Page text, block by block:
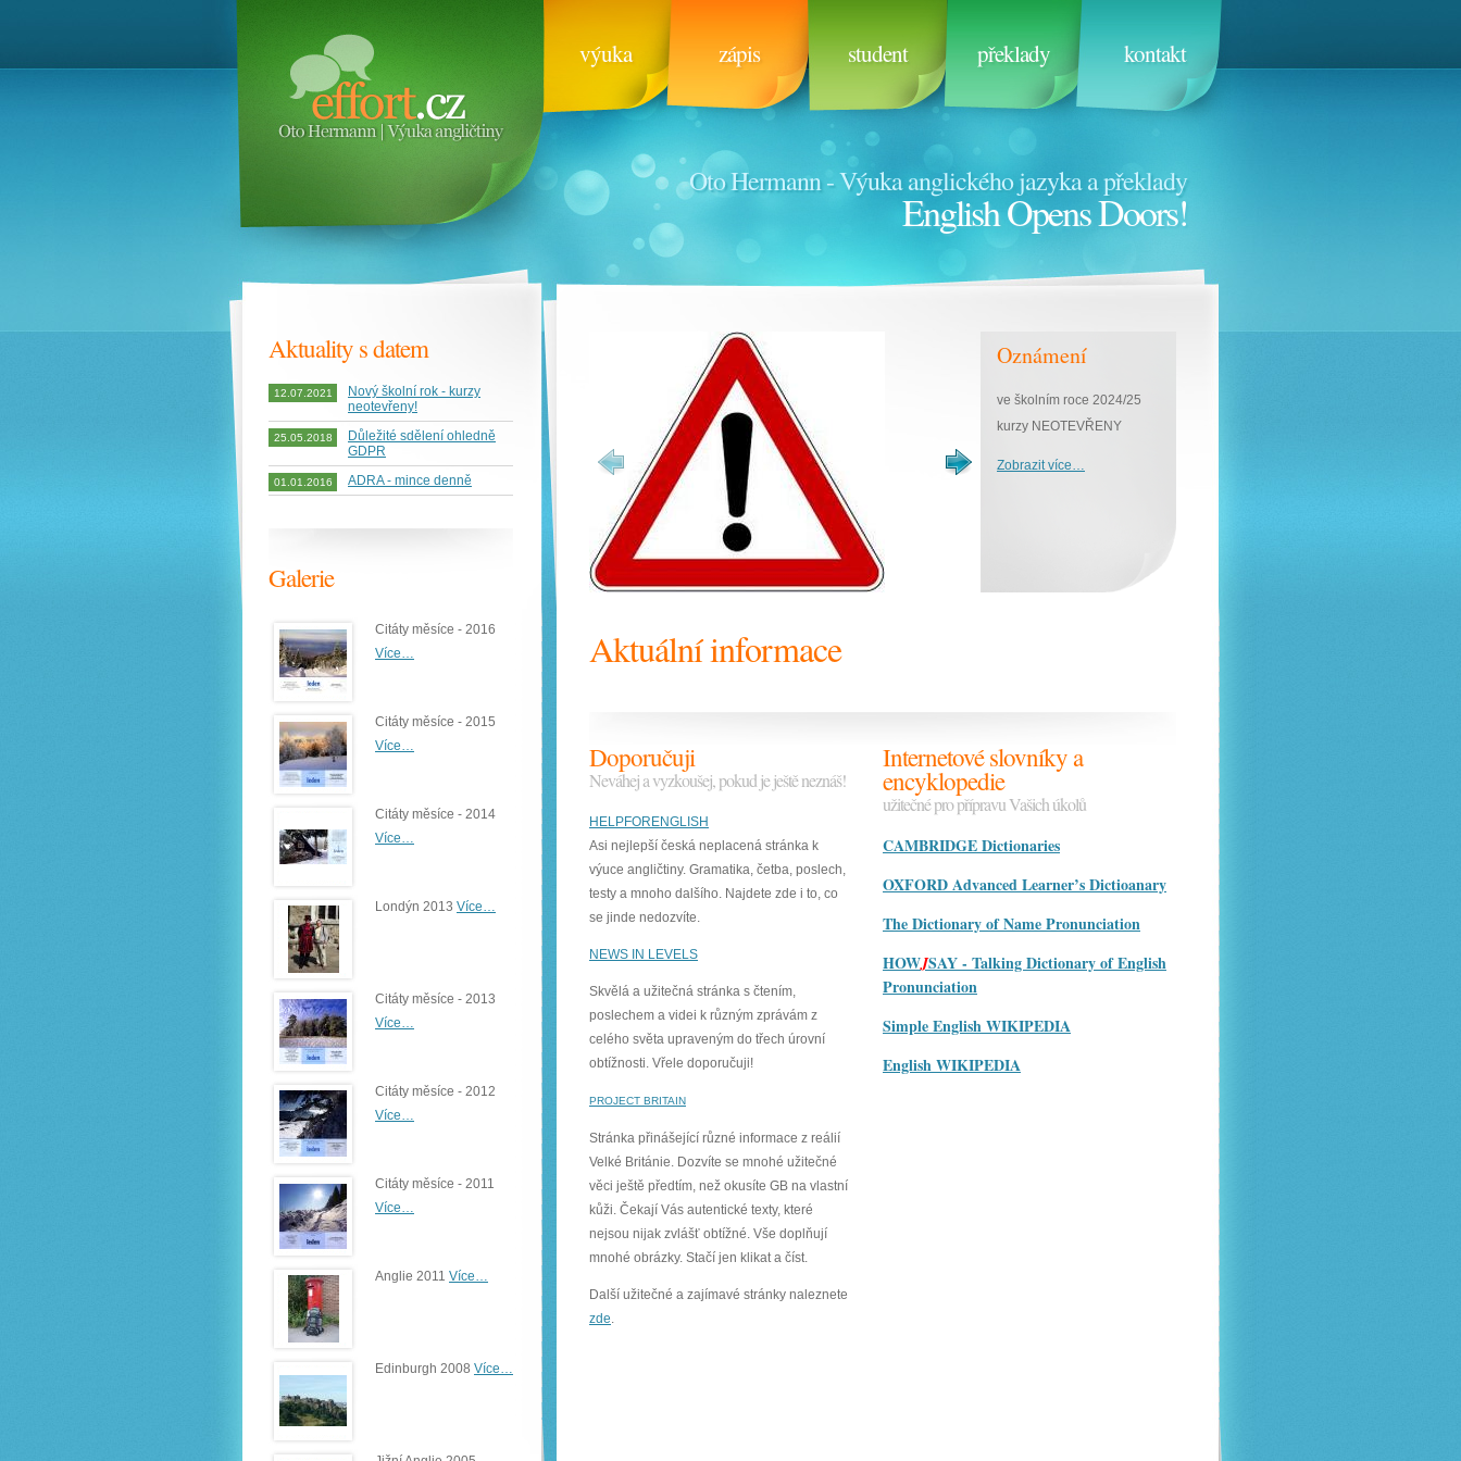
výuka zápis student překlady kontakt
Oto Hermann - Výuka anglického jazyka a překlady
English Opens Doors!
Oznámení
ve školním roce 2024/25
kurzy NEOTEVŘENY
Zobrazit více…
Aktuální informace
Doporučuji
Neváhej a vyzkoušej, pokud je ještě neznáš!
HELPFORENGLISH
Asi nejlepší česká neplacená stránka k
výuce angličtiny. Gramatika, četba, poslech,
testy a mnoho dalšího. Najdete zde i to, co
se jinde nedozvíte.
NEWS IN LEVELS
Skvělá a užitečná stránka s čtením,
poslechem a videi k různým zprávám z
celého světa upraveným do třech úrovní
obtížnosti. Vřele doporučuji!
PROJECT BRITAIN
Stránka přinášející různé informace z reálií
Velké Británie. Dozvíte se mnohé užitečné
věci ještě předtím, než okusíte GB na vlastní
kůži. Čekají Vás autentické texty, které
nejsou nijak zvlášť obtížné. Vše doplňují
mnohé obrázky. Stačí jen klikat a číst.
Další užitečné a zajímavé stránky naleznete
zde.
Internetové slovníky a
encyklopedie
užitečné pro přípravu Vašich úkolů
CAMBRIDGE Dictionaries
OXFORD Advanced Learner’s Dictioanary
The Dictionary of Name Pronunciation
HOWJSAY - Talking Dictionary of English
Pronunciation
Simple English WIKIPEDIA
English WIKIPEDIA
Aktuality s datem
12.07.2021
Nový školní rok - kurzy
neotevřeny!
25.05.2018
Důležité sdělení ohledně
GDPR
01.01.2016 ADRA - mince denně
Galerie
Citáty měsíce - 2016
Více…
Citáty měsíce - 2015
Více…
Citáty měsíce - 2014
Více…
Londýn 2013 Více…
Citáty měsíce - 2013
Více…
Citáty měsíce - 2012
Více…
Citáty měsíce - 2011
Více…
Anglie 2011 Více…
Edinburgh 2008 Více…